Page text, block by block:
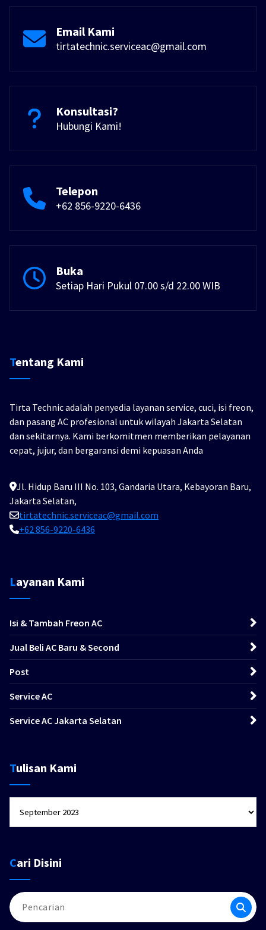
Email Kami
tirtatechnic.serviceac@gmail.com
Konsultasi?
Hubungi Kami!
Telepon
+62 856-9220-6436
Buka
Setiap Hari Pukul 07.00 s/d 22.00 WIB
Tentang Kami
Tirta Technic adalah penyedia layanan service, cuci, isi freon,
dan pasang AC profesional untuk wilayah Jakarta Selatan
dan sekitarnya. Kami berkomitmen memberikan pelayanan
cepat, jujur, dan bergaransi demi kepuasan Anda
Jl. Hidup Baru III No. 103, Gandaria Utara, Kebayoran Baru,
Jakarta Selatan,
tirtatechnic.serviceac@gmail.com
+62 856-9220-6436
Layanan Kami
Isi & Tambah Freon AC
Jual Beli AC Baru & Second
Post
Service AC
Service AC Jakarta Selatan
Tulisan Kami
Kami
Cari Disini
Pencarian
untuk: